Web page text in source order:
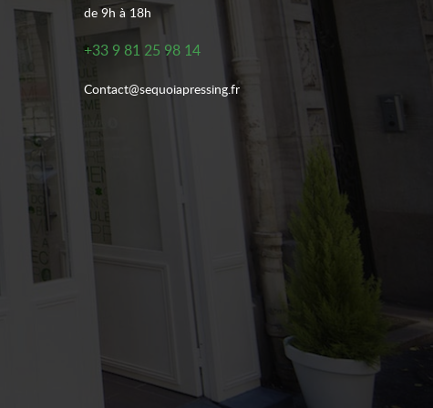
de 9h à 18h
+33 9 81 25 98 14
Contact@sequoiapressing.fr